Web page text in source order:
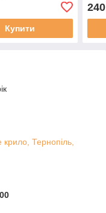
D120 [3.5 кг]
Купити
240
Тернопіль,